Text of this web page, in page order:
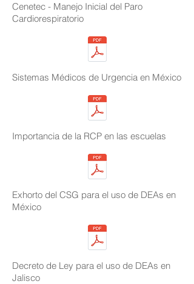
Cenetec - Manejo Inicial del Paro
Cardiorespiratorio
Sistemas Médicos de Urgencia en México
Importancia de la RCP en las escuelas
Exhorto del CSG para el uso de DEAs en
México
Decreto de Ley para el uso de DEAs en
Jalisco